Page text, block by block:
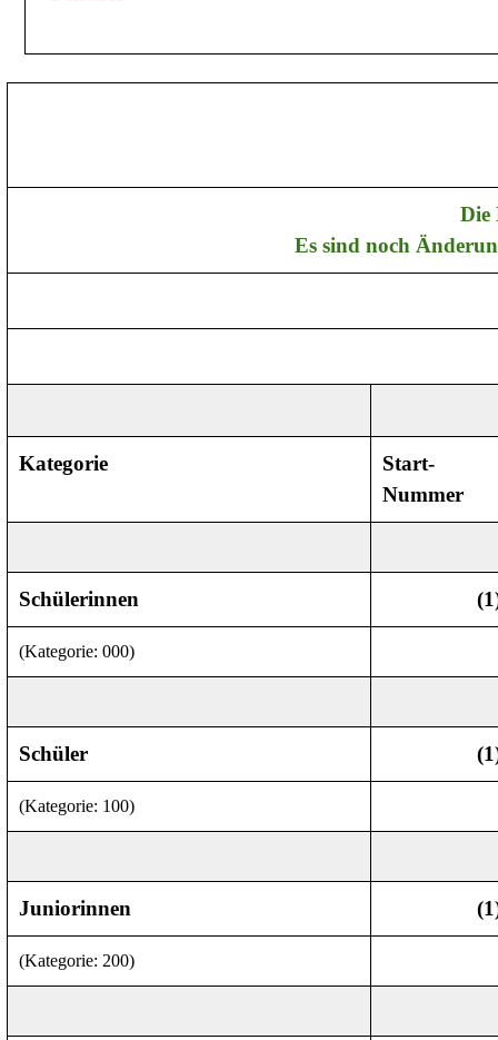
Die
Es sind noch
Kategorie
Start-
Nummer
Schülerinnen
(Kategorie: 000)
Schüler
(Kategorie: 100)
Juniorinnen
(Kategorie: 200)